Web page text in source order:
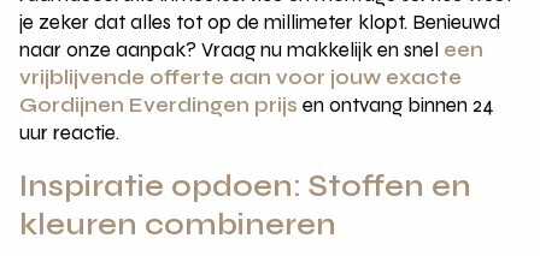
je zeker dat alles tot op de millimeter klopt. Benieuwd
naar onze aanpak? Vraag nu makkelijk en snel een
vrijblijvende offerte aan voor jouw exacte
Gordijnen Everdingen prijs en ontvang binnen 24
uur reactie.
Inspiratie opdoen: Stoffen en
kleuren combineren